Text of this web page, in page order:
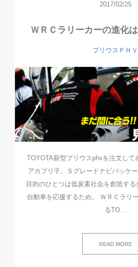
2017/02/25
ＷＲＣラリーカーの進化
プリウスＰＨＶ
TOYOTA新型プリウスphvを注文して
アカプリ子。Ｓグレードナビパッケ
目的のひとつは低炭素社会を創造す
自動車を応援するため。 ＷＲＣラリ
るTO…
READ MORE